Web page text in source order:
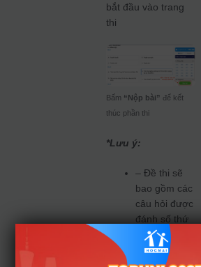
bắt đầu vào trang
thi
Bấm “Nộp bài” để kết
thúc phần thi
*Lưu ý:
– Đề thi sẽ
bao gồm các
câu hỏi được
đánh số thứ
tự lần lượt từ
1 đến 120
– Thí sinh khi